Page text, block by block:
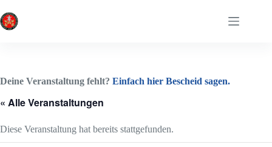
Inhalt
springen
Deine Veranstaltung fehlt? Einfach hier Bescheid sagen.
« Alle Veranstaltungen
Diese Veranstaltung hat bereits stattgefunden.